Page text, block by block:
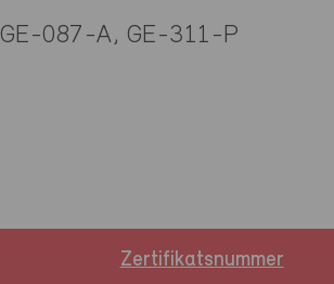
GE-087-A, GE-311-P
Zertifikatsnummer